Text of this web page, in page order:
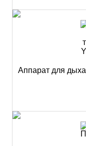
Аппарат для